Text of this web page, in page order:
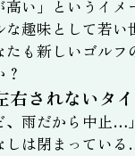
高い」というイメ
な趣味として若い
たも新しいゴルフ
右されないタ
、雨だから中止…
しは閉まってい